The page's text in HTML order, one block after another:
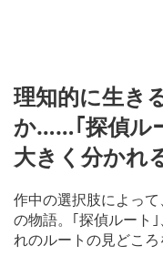
理知的に生き
か……｢探偵ル
大きく分かれ
作中の選択肢によっ
の物語。｢探偵ルート
れのルートの見どころ